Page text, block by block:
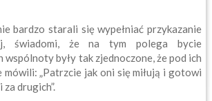
bardzo starali się wypełniać przykazanie
świadomi, że na tym polega bycie
wspólnoty były tak zjednoczone, że pod ich
mówili: „Patrzcie jak oni się miłują i gotowi
drugich”.